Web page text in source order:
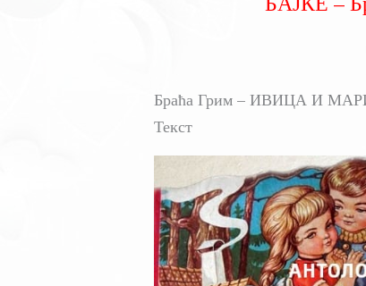
Браћа Грим – ИВИЦА И
Текст